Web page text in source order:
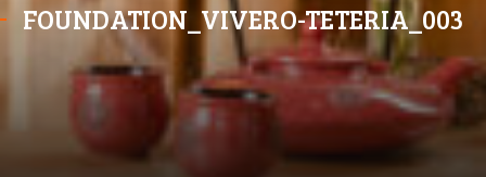
FOUNDATION_VIVERO-TETERIA_003